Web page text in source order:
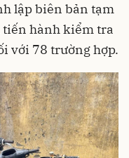
lập biên bản tạm
hành kiểm tra
với 78 trường hợp.